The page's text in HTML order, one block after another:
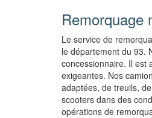
Remorquage
Le service de
le département du 93.
concessionnaire. Il est
exigeantes. Nos
adaptées, de treuils,
scooters dans des
opérations de